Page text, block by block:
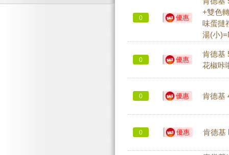
0 優惠
+雙色
味蛋撻
湯(小
0 優惠
肯德基
花椒咔
0 優惠 肯德基
0 優惠 肯德基